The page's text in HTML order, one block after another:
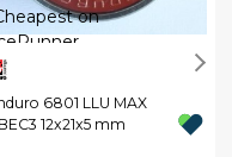
6801 LLU MAX
12x21x5 mm